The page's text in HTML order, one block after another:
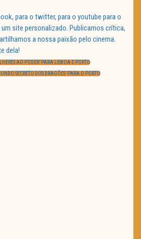
para o twitter, para o youtube para o
site personalizado. Publicamos crítica,
a nossa paixão pelo cinema.
dela!
AO PODER’ PARA LISBOA E PORTO
SECRETO DOS DRAGÕES’ PARA O PORTO